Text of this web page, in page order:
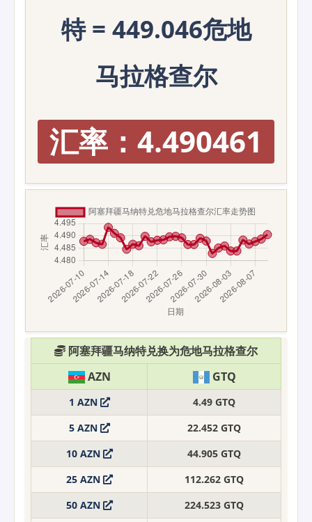
特 = 449.046危地
马拉格查尔
汇率：4.490461
阿塞拜疆马纳特兑换为危地马拉格查尔
AZN
GTQ
1 AZN
4.49 GTQ
5 AZN
22.452 GTQ
10 AZN
44.905 GTQ
25 AZN
112.262 GTQ
50 AZN
224.523 GTQ